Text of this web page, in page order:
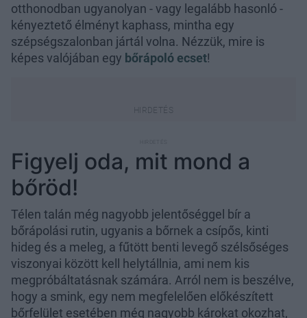
otthonodban ugyanolyan - vagy legalább hasonló -
kényeztető élményt kaphass, mintha egy
szépségszalonban jártál volna. Nézzük, mire is
képes valójában egy bőrápoló ecset!
Figyelj oda, mit mond a
bőröd!
Télen talán még nagyobb jelentőséggel bír a
bőrápolási rutin, ugyanis a bőrnek a csípős, kinti
hideg és a meleg, a fűtött benti levegő szélsőséges
viszonyai között kell helytállnia, ami nem kis
megpróbáltatásnak számára. Arról nem is beszélve,
hogy a smink, egy nem megfelelően előkészített
bőrfelület esetében még nagyobb károkat okozhat,